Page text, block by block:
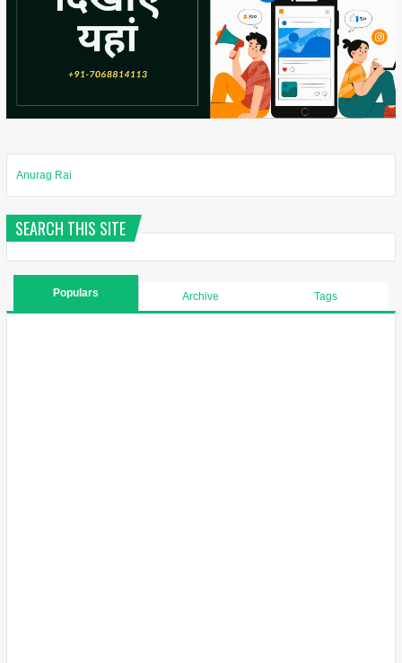
Anurag Rai
SEARCH THIS SITE
Populars Archive Tags